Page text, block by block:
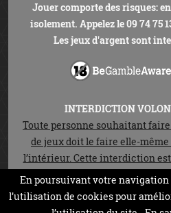
Jouer comporte des risques:
isolement. Appelez le 09 74 75
Les jeux d'argent sont
INTERDICTION
Toute personne souhaitant
de jeux doit le faire elle-
l’intérieur. Cette interdiction
les cercles de jeux et sur les
en vertu de la loi n°2010-476
prononcée pour une durée de
En poursuivant votre navigation
l’utilisation de cookies pour